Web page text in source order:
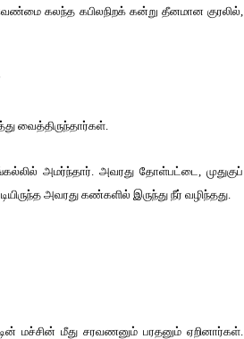
கலந்த கபிலநிறக் கன்று தீனமான குரலில்,
வைத்திருந்தார்கள்.
அமர்ந்தார். அவரது தோள்பட்டை, முதுகுப்
அவரது கண்களில் இருந்து நீர் வழிந்தது.
மச்சின் மீது சரவணனும் பரதனும் ஏறினார்கள்.